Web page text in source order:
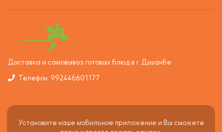
Доставка и самовывоз готовых блюд в г. Душанбе
Телефон: 992446601177
Установите наше мобильное приложение и Вы сможете